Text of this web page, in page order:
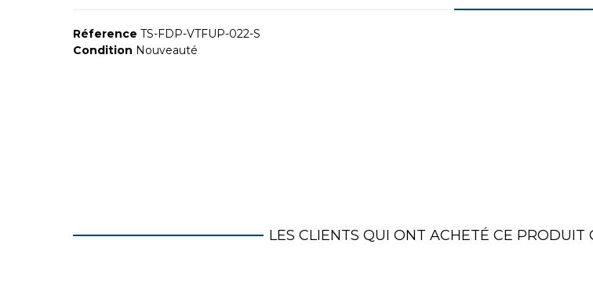
Réference TS-FDP-VTFUP-022-S
Condition Nouveauté
LES CLIENTS QUI ONT ACHETÉ CE PRODUIT